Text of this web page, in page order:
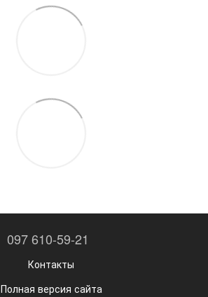
097 610-59-21
Контакты
Полная версия сайта